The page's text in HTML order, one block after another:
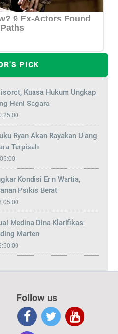
PICK
Kuasa Hukum Ungkap
Heni Sagara
Ryan Akan Rayakan Ulang
Terpisah
Kondisi Erin Wartia,
Psikis Berat
Medina Dina Klarifikasi
Marten
Follow us